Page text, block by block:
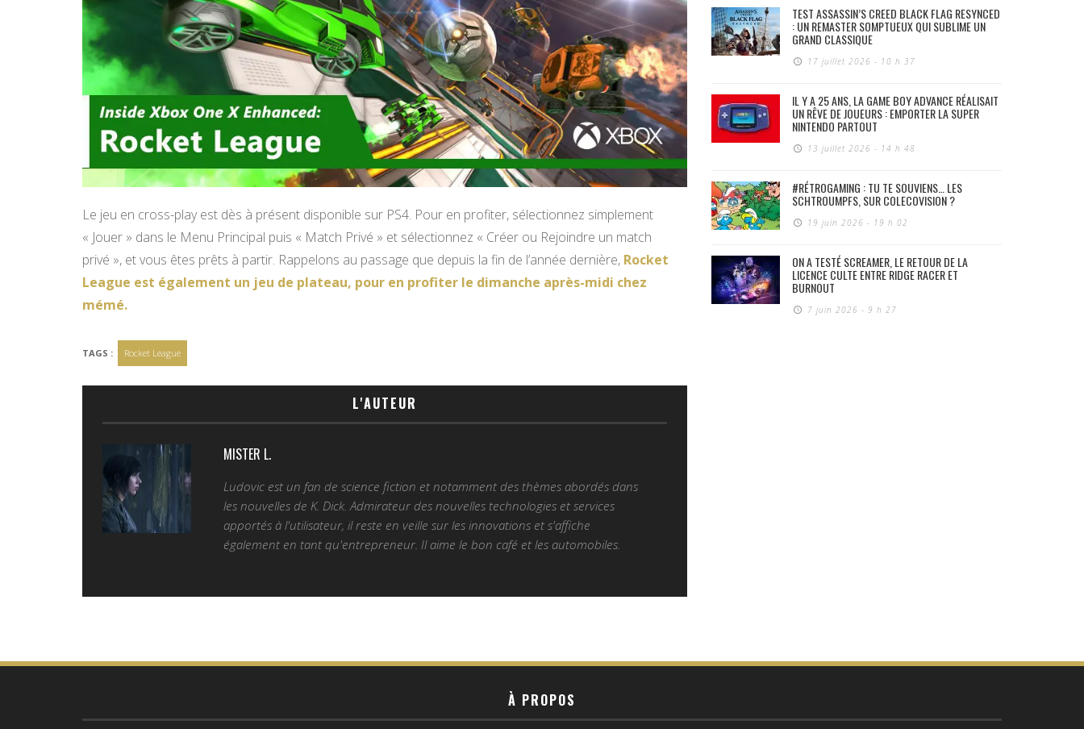
Le jeu en cross-play est dès à présent disponible sur PS4. Pour en profiter, sélectionnez simplement
« Jouer » dans le Menu Principal puis « Match Privé » et sélectionnez « Créer ou Rejoindre un match
privé », et vous êtes prêts à partir. Rappelons au passage que depuis la fin de l’année dernière, Rocket
League est également un jeu de plateau, pour en profiter le dimanche après-midi chez
mémé.
TAGS : Rocket League
L'AUTEUR
MISTER L.
Ludovic est un fan de science fiction et notamment des thèmes abordés dans
les nouvelles de K. Dick. Admirateur des nouvelles technologies et services
apportés à l'utilisateur, il reste en veille sur les innovations et s'affiche
également en tant qu'entrepreneur. Il aime le bon café et les automobiles.
TEST ASSASSIN’S CREED BLACK FLAG RESYNCED
: UN REMASTER SOMPTUEUX QUI SUBLIME UN
GRAND CLASSIQUE
17 juillet 2026 - 10 h 37
IL Y A 25 ANS, LA GAME BOY ADVANCE RÉALISAIT
UN RÊVE DE JOUEURS : EMPORTER LA SUPER
NINTENDO PARTOUT
13 juillet 2026 - 14 h 48
#RÉTROGAMING : TU TE SOUVIENS… LES
SCHTROUMPFS, SUR COLECOVISION ?
19 juin 2026 - 19 h 02
ON A TESTÉ SCREAMER, LE RETOUR DE LA
LICENCE CULTE ENTRE RIDGE RACER ET
BURNOUT
7 juin 2026 - 9 h 27
À PROPOS